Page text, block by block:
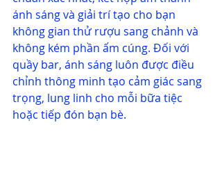
ánh sáng và giải trí tạo cho bạn
không gian thử rượu sang chảnh và
không kém phần ấm cúng. Đối với
quầy bar, ánh sáng luôn được điều
chỉnh thông minh tạo cảm giác sang
trọng, lung linh cho mỗi bữa tiệc
hoặc tiếp đón bạn bè.